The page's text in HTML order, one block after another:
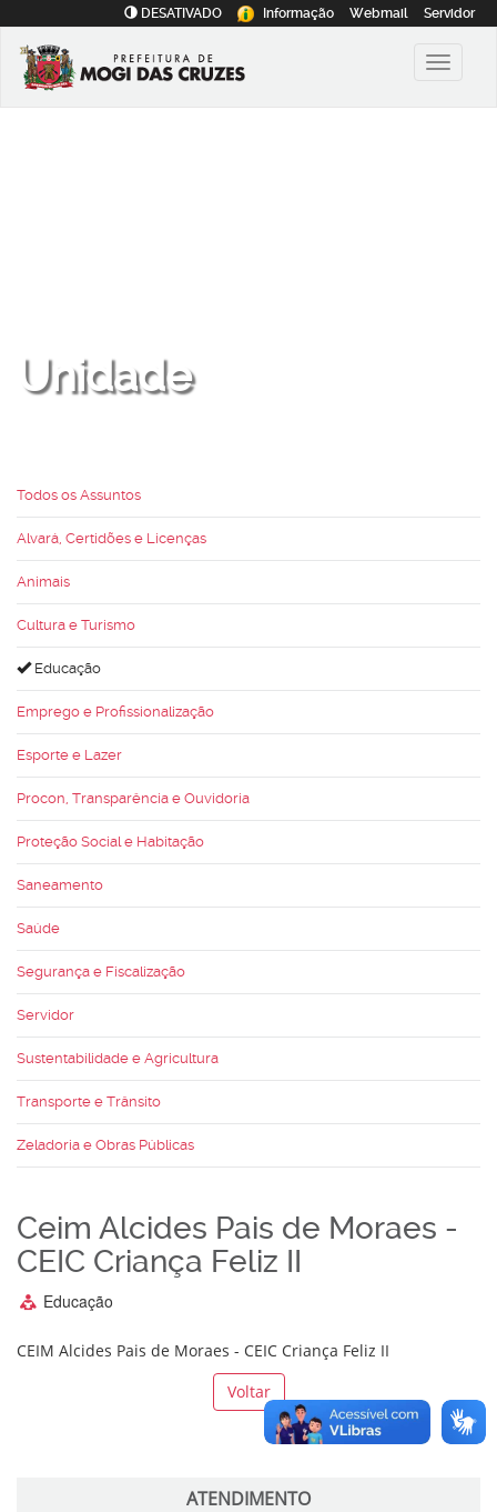
DESATIVADO Informação Webmail Servidor
Unidade
Todos os Assuntos
Alvará, Certidões e Licenças
Animais
Cultura e Turismo
Educação
Emprego e Profissionalização
Esporte e Lazer
Procon, Transparência e Ouvidoria
Proteção Social e Habitação
Saneamento
Saúde
Segurança e Fiscalização
Servidor
Sustentabilidade e Agricultura
Transporte e Trânsito
Zeladoria e Obras Públicas
Ceim Alcides Pais de Moraes -
CEIC Criança Feliz II
Educação
CEIM Alcides Pais de Moraes - CEIC Criança Feliz II
Voltar
ATENDIMENTO